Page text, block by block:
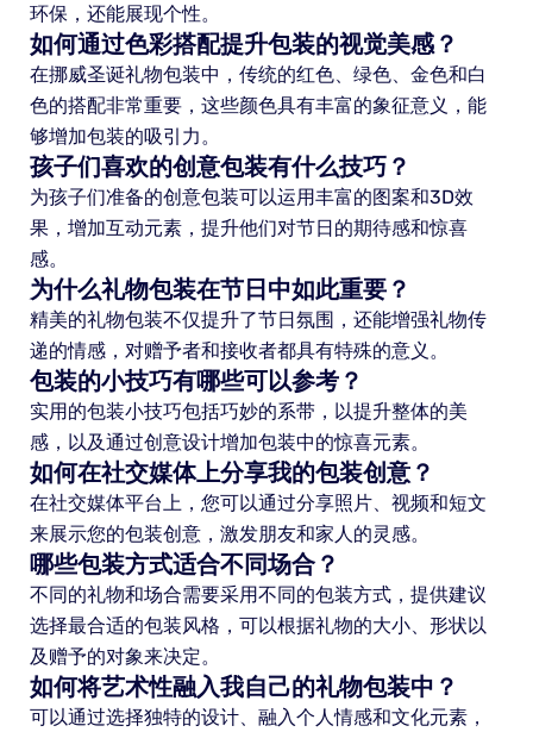
环保，还能展现个性。
如何通过色彩搭配提升包装的视觉美感？
在挪威圣诞礼物包装中，传统的红色、绿色、金色和白
色的搭配非常重要，这些颜色具有丰富的象征意义，能
够增加包装的吸引力。
孩子们喜欢的创意包装有什么技巧？
为孩子们准备的创意包装可以运用丰富的图案和3D效
果，增加互动元素，提升他们对节日的期待感和惊喜
感。
为什么礼物包装在节日中如此重要？
精美的礼物包装不仅提升了节日氛围，还能增强礼物传
递的情感，对赠予者和接收者都具有特殊的意义。
包装的小技巧有哪些可以参考？
实用的包装小技巧包括巧妙的系带，以提升整体的美
感，以及通过创意设计增加包装中的惊喜元素。
如何在社交媒体上分享我的包装创意？
在社交媒体平台上，您可以通过分享照片、视频和短文
来展示您的包装创意，激发朋友和家人的灵感。
哪些包装方式适合不同场合？
不同的礼物和场合需要采用不同的包装方式，提供建议
选择最合适的包装风格，可以根据礼物的大小、形状以
及赠予的对象来决定。
如何将艺术性融入我自己的礼物包装中？
可以通过选择独特的设计、融入个人情感和文化元素，